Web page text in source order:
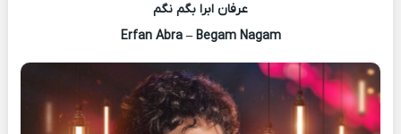
عرفان ابرا بگم نگم
Erfan Abra – Begam Nagam